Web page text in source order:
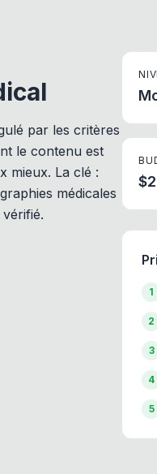
par les critères
le contenu est
mieux. La clé :
médicales
1
2
3
4
5